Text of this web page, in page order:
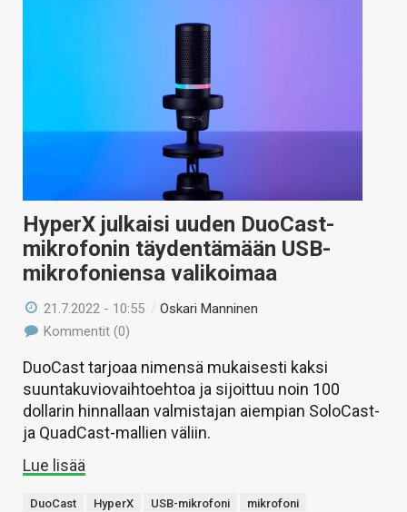
HyperX julkaisi uuden DuoCast-
mikrofonin täydentämään USB-
mikrofoniensa valikoimaa
21.7.2022 - 10:55 /Oskari Manninen
Kommentit (0)
DuoCast tarjoaa nimensä mukaisesti kaksi
suuntakuviovaihtoehtoa ja sijoittuu noin 100
dollarin hinnallaan valmistajan aiempian SoloCast-
ja QuadCast-mallien väliin.
Lue lisää
DuoCast HyperX USB-mikrofoni mikrofoni